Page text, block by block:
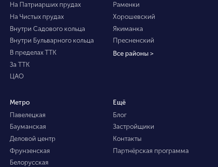
На Патриарших прудах
На Чистых прудах
Внутри Садового кольца
Внутри Бульварного кольца
В пределах ТТК
За ТТК
ЦАО
Раменки
Хорошевский
Якиманка
Пресненский
Все районы >
Метро
Павелецкая
Бауманская
Деловой центр
Фрунзенская
Белорусская
Ещё
Блог
Застройщики
Контакты
Партнёрская программа